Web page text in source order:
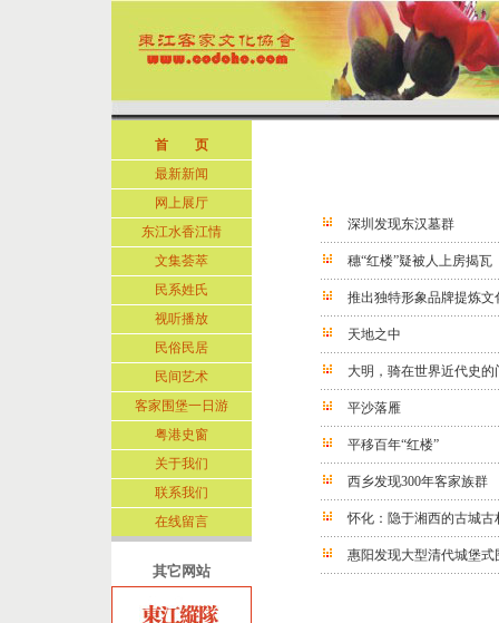
首 页
最新新闻
网上展厅
东江水香江情
文集荟萃
民系姓氏
视听播放
民俗民居
民间艺术
客家围堡一日游
粤港史窗
关于我们
联系我们
在线留言
其它网站
深圳发现东汉墓群
穗“红楼”疑被人上房揭瓦
推出独特形象品牌提炼文
天地之中
大明，骑在世界近代史的
平沙落雁
平移百年“红楼”
西乡发现300年客家族群
怀化：隐于湘西的古城古
惠阳发现大型清代城堡式